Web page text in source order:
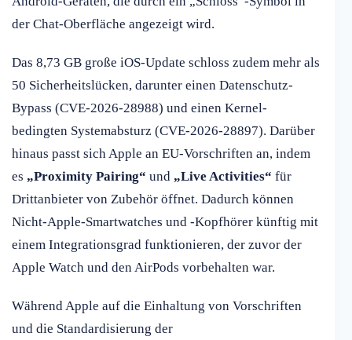
der Chat-Oberfläche angezeigt wird.
Das 8,73 GB große iOS-Update schloss zudem mehr als
50 Sicherheitslücken, darunter einen Datenschutz-
Bypass (CVE-2026-28988) und einen Kernel-
bedingten Systemabsturz (CVE-2026-28897). Darüber
hinaus passt sich Apple an EU-Vorschriften an, indem
es „Proximity Pairing“ und „Live Activities“ für
Drittanbieter von Zubehör öffnet. Dadurch können
Nicht-Apple-Smartwatches und -Kopfhörer künftig mit
einem Integrationsgrad funktionieren, der zuvor der
Apple Watch und den AirPods vorbehalten war.
Während Apple auf die Einhaltung von Vorschriften
und die Standardisierung der